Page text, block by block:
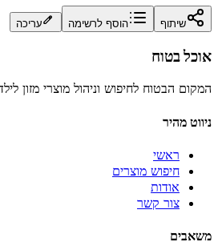
שיתוף הוסף לרשימה עריכה
אוכל בטוח
המקום הבטוח לחיפוש וניהול מוצרי מזון
ניווט מהיר
ראשי
חיפוש מוצרים
אודות
צור קשר
משאבים